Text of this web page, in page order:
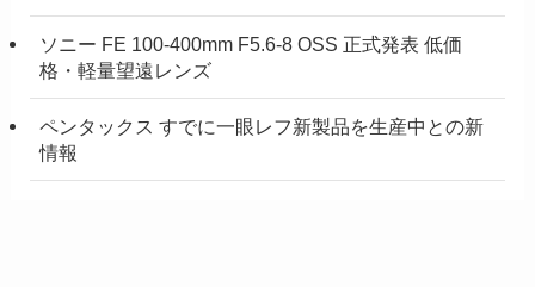
ソニー FE 100-400mm F5.6-8 OSS 正式発表 低価
格・軽量望遠レンズ
ペンタックス すでに一眼レフ新製品を生産中との新
情報